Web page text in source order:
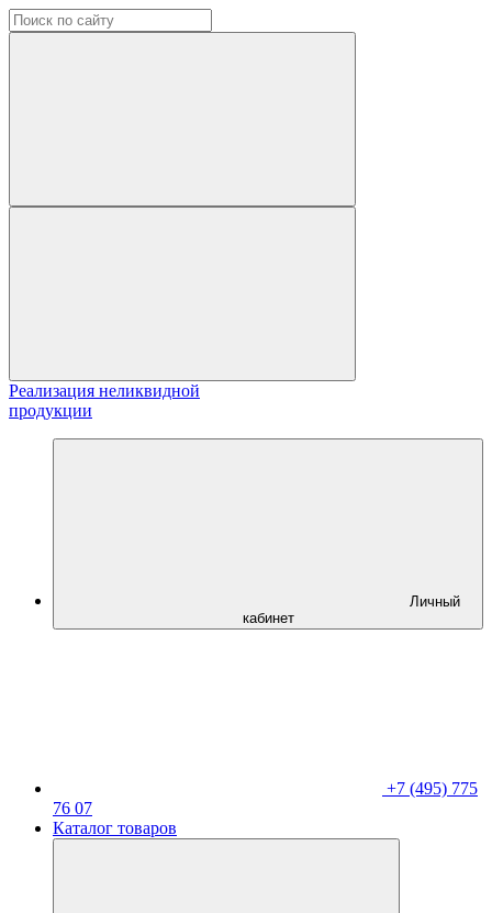
Реализация неликвидной
продукции
Личный
кабинет
+7 (495) 775
76 07
Каталог товаров